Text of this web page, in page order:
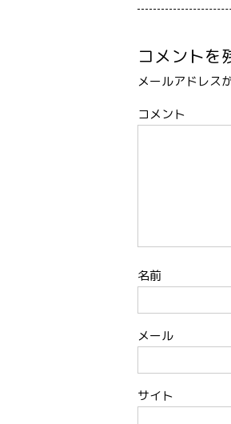
コメントを
メールアドレス
コメント
名前
メール
サイト